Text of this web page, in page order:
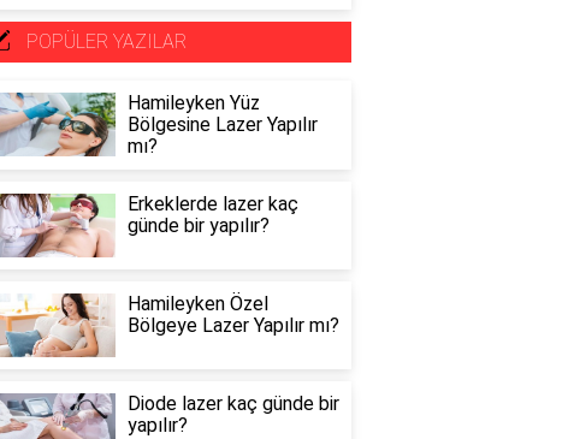
POPÜLER YAZILAR
Hamileyken Yüz
Bölgesine Lazer Yapılır
mı?
Erkeklerde lazer kaç
günde bir yapılır?
Hamileyken Özel
Bölgeye Lazer Yapılır mı?
Diode lazer kaç günde bir
yapılır?